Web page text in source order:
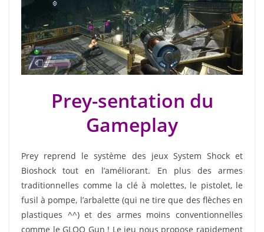
Prey-sentation du
Gameplay
Prey reprend le système des jeux System Shock et
Bioshock tout en l’améliorant. En plus des armes
traditionnelles comme la clé à molettes, le pistolet, le
fusil à pompe, l’arbalette (qui ne tire que des flèches en
plastiques ^^) et des armes moins conventionnelles
comme le GLOO Gun ! Le jeu nous propose rapidement